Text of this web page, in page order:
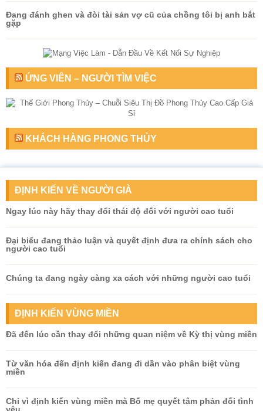
Đang đánh ghen và đòi tài sản vợ cũ của chồng tôi bị anh bắt
gặp
ỨNG VIÊN – NGƯỜI TÌM VIỆC
KHÁCH HÀNG PHONG THỦY
ĐỊNH KIẾN VỀ NGƯỜI GIÀ
Ngay lúc này hãy thay đổi thái độ đối với người cao tuổi
Đại biểu đang thảo luận và quyết định đưa ra chính sách cho
người cao tuổi
Chúng ta đang ngày càng xa cách với những người cao tuổi
ĐỊNH KIẾN VÙNG MIỀN
Đã đến lúc cần thay đổi những quan niệm về Kỳ thị vùng miền
Từ văn hóa đến định kiến đang đi dần vào phân biệt vùng
miền
Chỉ vì định kiến vùng miền mà Bố mẹ quyết tâm phản đối tình